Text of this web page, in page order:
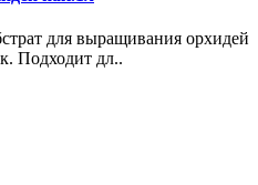
для выращивания орхидей
Подходит дл..